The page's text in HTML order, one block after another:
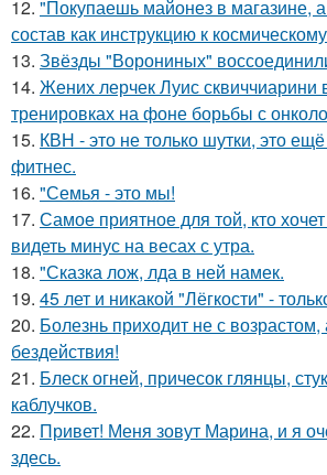
12. "Покупаешь майонез в магазине,
состав как инструкцию к
13. Звёзды "Ворониных"
14. Жених лерчек Луис сквиччиарини
тренировках на фоне борьбы с
15. КВН - это не только шутки, это
фитнес.
16. "Семья - это мы!
17. Самое приятное для той, кто
видеть минус на весах с утра.
18. "Сказка лож, лда в ней намек.
19. 45 лет и никакой "Лёгкости" -
20. Болезнь приходит не с возрастом,
бездействия!
21. Блеск огней, причесок глянцы,
каблучков.
22. Привет! Меня зовут Марина, и я
здесь.